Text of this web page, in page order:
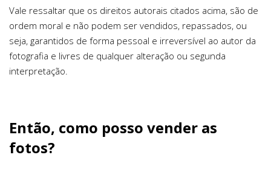
Vale ressaltar que os direitos autorais citados acima, são de
ordem moral e não podem ser vendidos, repassados, ou
seja, garantidos de forma pessoal e irreversível ao autor da
fotografia e livres de qualquer alteração ou segunda
interpretação.
Então, como posso vender as
fotos?